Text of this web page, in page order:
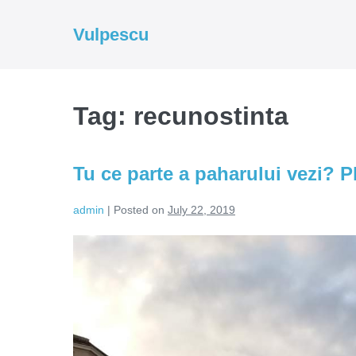
Vulpescu
Tag: recunostinta
Tu ce parte a paharului vezi?
admin | Posted on July 22, 2019
paharului
vezi?